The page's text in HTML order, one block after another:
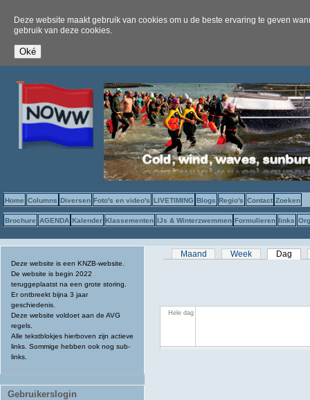
Deze website maakt gebruik van cookies om u de beste ervaring te geven
gebruik van deze cookies.
Home Columns Diversen Foto's en video's LIVETIMING Blogs Regio's Contact Zoeken
Brochure AGENDA Kalender Klassementen IJs & Winterzwemmen Formulieren links
Deze website is een KNZB-website.
De website is begin 2022
teruggeplaatst na een grote storing.
Er ontbreekt bijna 3 jaar
geschiedenis.
Deze website voldoet aan de AVG
regels.
Alle tekstblokjes hierboven zijn actieve
links. Sommige hebben ook nog sub-
links.
Gebruikerslogin
Primaire tabs
Maand Week Dag
Hele dag